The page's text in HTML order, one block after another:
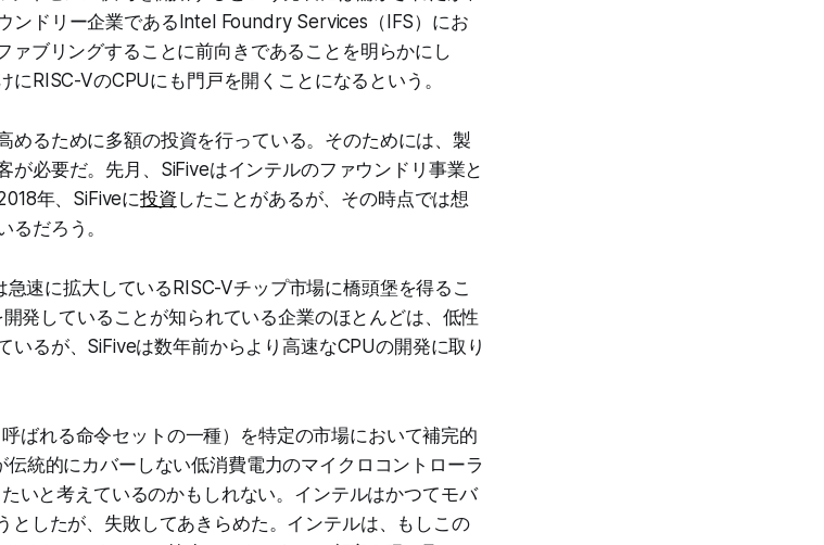
ンドリー企業であるIntel Foundry Services（IFS）にお
ァブリングすることに前向きであることを明らかにし
RISC-VのCPUにも門戸を開くことになるという。
めるために多額の投資を行っている。そのためには、製
が必要だ。先月、SiFiveはインテルのファウンドリ事業と
年、SiFiveに投資 したことがあるが、その時点では想
るだろう。
速に拡大しているRISC-Vチップ市場に橋頭堡を得るこ
発していることが知られている企業のほとんどは、低性
いるが、SiFiveは数年前からより高速なCPUの開発に取り
ばれる命令セットの一種）を特定の市場において補完的
統的にカバーしない低消費電力のマイクロコントローラ
いと考えているのかもしれない。インテルはかつてモバ
としたが、失敗してあきらめた。インテルは、もしこの